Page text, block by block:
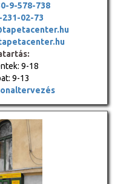
9-578-738
231-02-73
9-18
9-13